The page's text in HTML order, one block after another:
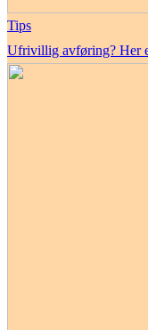
Tips
Ufrivillig avføring? Her